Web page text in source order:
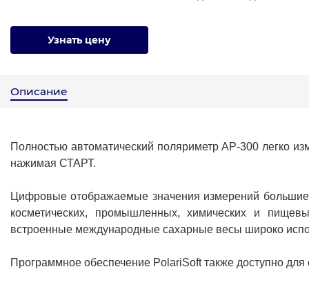
Узнать цену
Описание
Полностью автоматический поляриметр AP-300 легко
нажимая СТАРТ.
Цифровые отображаемые значения измерений
косметических, промышленных, химических и
встроенные международные сахарные весы широко
Программное обеспечение PolariSoft также доступно